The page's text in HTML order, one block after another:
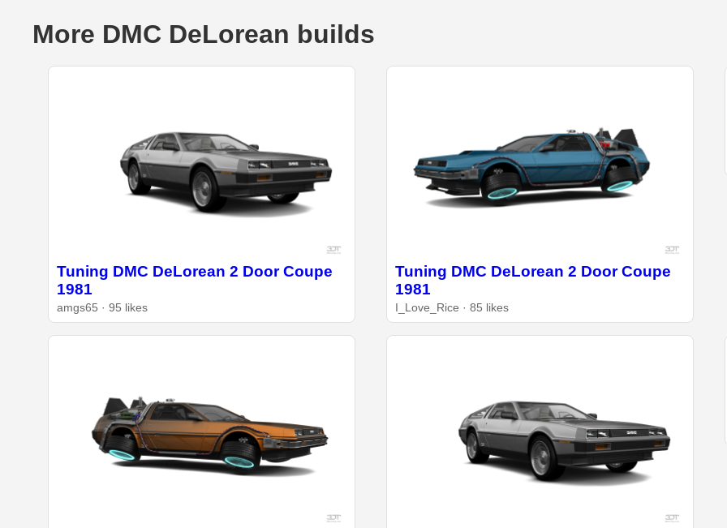
More DMC DeLorean builds
Tuning DMC DeLorean 2 Door Coupe
1981
amgs65 · 95 likes
Tuning DMC DeLorean 2 Door Coupe
1981
I_Love_Rice · 85 likes